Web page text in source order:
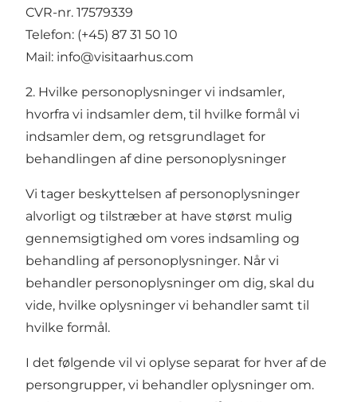
CVR-nr. 17579339
Telefon: (+45) 87 31 50 10
Mail: info@visitaarhus.com
2. Hvilke personoplysninger vi indsamler,
hvorfra vi indsamler dem, til hvilke formål vi
indsamler dem, og retsgrundlaget for
behandlingen af dine personoplysninger
Vi tager beskyttelsen af personoplysninger
alvorligt og tilstræber at have størst mulig
gennemsigtighed om vores indsamling og
behandling af personoplysninger. Når vi
behandler personoplysninger om dig, skal du
vide, hvilke oplysninger vi behandler samt til
hvilke formål.
I det følgende vil vi oplyse separat for hver af de
persongrupper, vi behandler oplysninger om.